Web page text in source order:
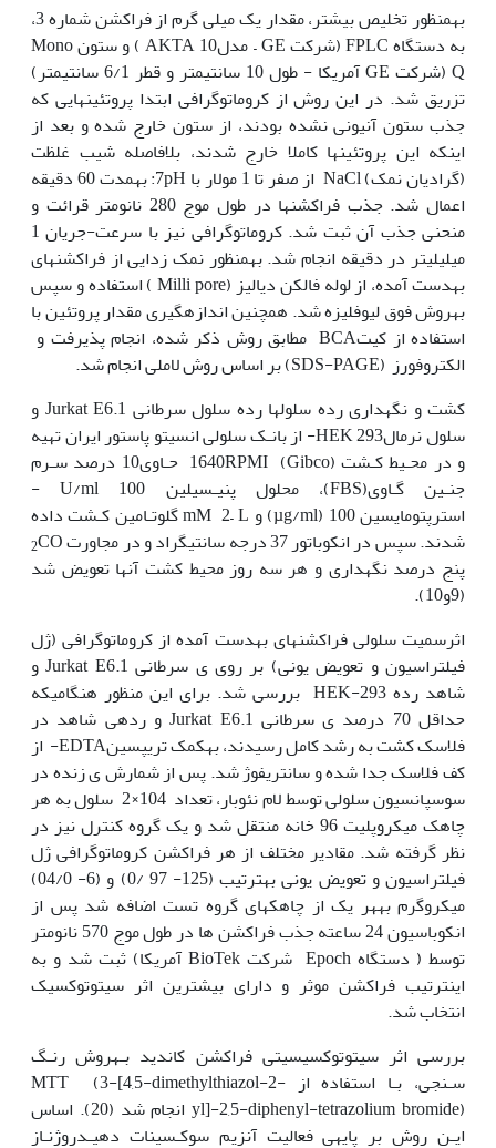
به‫منظور تخلیص بیشتر، مقدار یک میلی گرم از فراکشن شماره 3،
به دستگاه FPLC (شرکت GE – مدل10 AKTA ) و ستون Mono
Q (شرکت GE آمریکا - طول 10 سانتی‫متر و قطر 6/1 سانتی‫متر)
تزریق شد. در این روش از کروماتوگرافی ابتدا پروتئین­هایی که
جذب ستون آنیونی نشده بودند، از ستون خارج شده و بعد از
اینکه این پروتئین‫ها کاملا خارج شدند، بلافاصله شیب غلظت
(گرادیان نمک) NaCl از صفر تا 1 مولار با 7pH: به‫مدت 60 دقیقه
اعمال شد. جذب فراکشن‫ها در طول موج 280 نانومتر قرائت و
منحنی جذب آن ثبت شد. کروماتوگرافی نیز با سرعت-جریان 1
میلی‫لیتر در دقیقه انجام شد. به‫منظور نمک زدایی از فراکشن­های
به‫دست آمده، از لوله فالکن دیالیز (Milli pore ) استفاده و سپس
به‫روش فوق لیوفلیزه شد. همچنین اندازه‫گیری مقدار پروتئین با
استفاده از کیتBCA مطابق روش ذکر شده، انجام پذیرفت و
الکتروفورز (SDS-PAGE) بر اساس روش لاملی انجام شد.
کشت و نگه‫داری رده سلولها رده سلول سرطانی Jurkat E6.1 و
سلول نرمال293 HEK- از بانـک سلولی انسیتو پاستور ایران تهیه
و در محـیط کـشت 1640RPMI (Gibco) حـاوی10 درصد سـرم
جنـین گـاوی‫(FBS)، محلول پنیـسیلین U/ml 100 -
استرپتومایسین µg/ml) 100) و mM 2– L گلوتـامین کـشت داده
شدند. سپس در انکوباتور 37 درجه سانتی‫گراد و در مجاورت
2CO
پنج درصد نگه‫داری و هر سه روز محیط کشت آ‫ن‫ها تعویض شد
(9و10).
اثرسمیت سلولی فراکشن‫های به‫دست آمده از کروماتوگرافی (ژل
فیلتراسیون و تعویض یونی) بر روی ی سرطانی Jurkat E6.1 و
شاهد رده 293-HEK بررسی شد. برای این منظور هنگامی‫که
حداقل 70 درصد ی سرطانی Jurkat E6.1 و رده‫ی شاهد در
فلاسک کشت به رشد کامل رسیدند، به‫کمک تریپسینEDTA- از
کف فلاسک جدا شده و سانتریفوژ شد. پس از شمارش ی زنده در
سوسپانسیون سلولی توسط لام نئوبار، تعداد 104×2 سلول به هر
چاهک میکروپلیت 96 خانه منتقل شد و یک گروه کنترل نیز در
نظر گرفته شد. مقادیر مختلف از هر فراکشن کروماتوگرافی ژل
فیلتراسیون و تعویض یونی به‫ترتیب (125- 97 /0) و (6- 04/0)
میکروگرم به‫هر یک از چاهک‫های گروه تست اضافه شد پس از
انکوباسیون 24 ساعته جذب فراکشن ها در طول موج 570 نانومتر
توسط ( دستگاه Epoch شرکت BioTek آمریکا) ثبت شد و به
این‫ترتیب فراکشن موثر و دارای بیشترین اثر سیتوتوکسیک
انتخاب شد.
بررسی اثر سیتوتوکسیسیتی فراکشن کاندید بـه‫روش رنـگ
سـنجی، بـا استفاده از MTT (3-[4,5-dimethylthiazol-2-
yl]-2,5-diphenyl-tetrazolium bromide) انجام شد (20). اساس
ایـن روش بر پایه‫ی فعالیت آنزیم سوکـسینات دهیـدروژنـاز